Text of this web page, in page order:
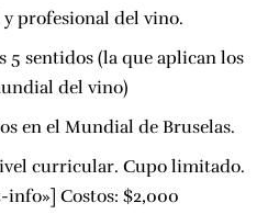
profesional del vino.
5 sentidos (la que aplican los
del vino)
en el Mundial de Bruselas.
curricular. Cupo limitado.
info»] Costos: $2,000